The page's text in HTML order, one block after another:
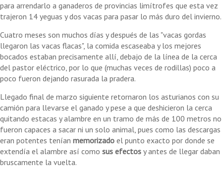
para arrendarlo a ganaderos de provincias limítrofes que esta vez
trajeron 14 yeguas y dos vacas para pasar lo más duro del invierno.
Cuatro meses son muchos días y después de las "vacas gordas
llegaron las vacas flacas", la comida escaseaba y los mejores
bocados estaban precisamente allí, debajo de la línea de la cerca
del pastor eléctrico, por lo que (muchas veces de rodillas) poco a
poco fueron dejando rasurada la pradera.
Llegado final de marzo siguiente retornaron los asturianos con su
camión para llevarse el ganado y pese a que deshicieron la cerca
quitando estacas y alambre en un tramo de más de 100 metros no
fueron capaces a sacar ni un solo animal, pues como las descargas
eran potentes tenían memorizado el punto exacto por donde se
extendía el alambre así como sus efectos y antes de llegar daban
bruscamente la vuelta.